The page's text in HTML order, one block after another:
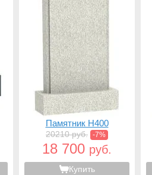
Памятник H400
20210 руб. -7%
18 700 руб.
Купить